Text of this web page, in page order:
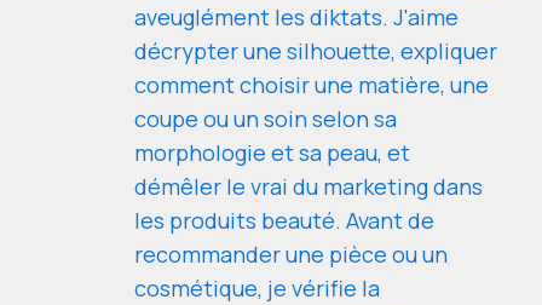
aveuglément les diktats. J'aime
décrypter une silhouette, expliquer
comment choisir une matière, une
coupe ou un soin selon sa
morphologie et sa peau, et
démêler le vrai du marketing dans
les produits beauté. Avant de
recommander une pièce ou un
cosmétique, je vérifie la